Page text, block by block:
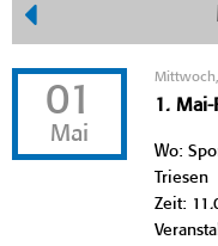
01
Mai
1. Mai-
Wo:
Triesen
Zeit: